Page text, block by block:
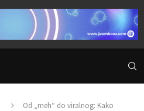
Od „meh“ do viralnog: Kako